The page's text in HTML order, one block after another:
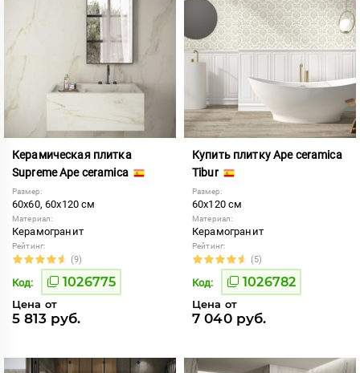
Керамическая плитка
Supreme Ape ceramica
Размер:
60x60, 60x120 см
Материал:
Керамогранит
Рейтинг:
(9)
Код: 1026775
Цена от
5 813 руб.
Купить плитку Ape ceramica
Tibur
Размер:
60x120 см
Материал:
Керамогранит
Рейтинг:
(5)
Код: 1026782
Цена от
7 040 руб.